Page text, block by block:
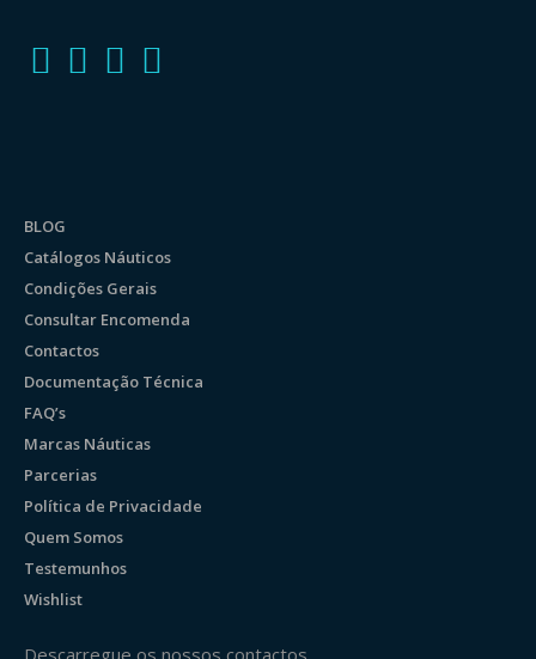
BLOG
Catálogos Náuticos
Condições Gerais
Consultar Encomenda
Contactos
Documentação Técnica
FAQ’s
Marcas Náuticas
Parcerias
Política de Privacidade
Quem Somos
Testemunhos
Wishlist
Descarregue os nossos contactos